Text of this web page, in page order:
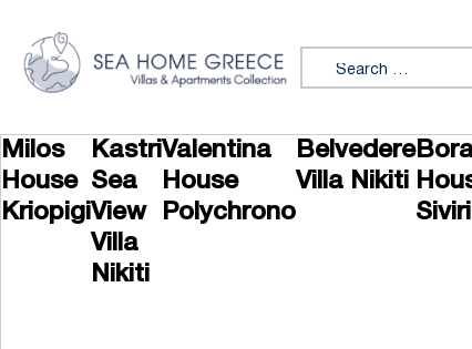
Search for:
Milos
House
Kriopigi
Kastri
Sea
View
Villa
Nikiti
Valentina
House
Polychrono
Belvedere
Villa Nikiti
Siviri